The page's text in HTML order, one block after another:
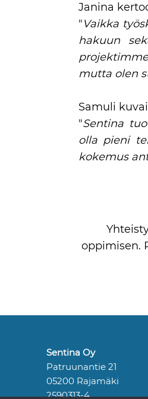
Janina
"Vaikka
hakuun
mutta olen
Samuli
"Sentina
olla pieni
kokemus
oppimisen.
Sentina Oy
Patruunantie 21
05200 Rajamäki
2590313-4